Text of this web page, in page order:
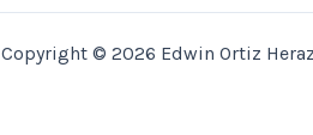
Copyright © 2026 Edwin Ortiz